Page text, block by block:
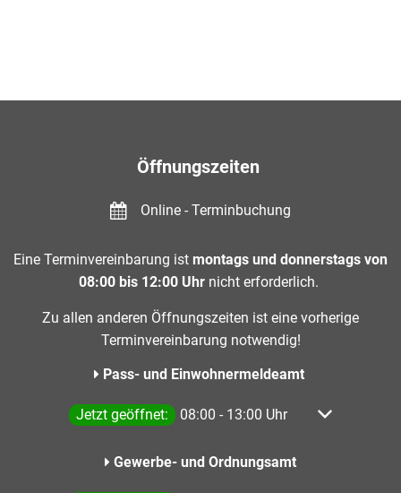
Öffnungszeiten
Online - Terminbuchung
Eine Terminvereinbarung ist montags und donnerstags von
08:00 bis 12:00 Uhr nicht erforderlich.
Zu allen anderen Öffnungszeiten ist eine vorherige
Terminvereinbarung notwendig!
Pass- und Einwohnermeldeamt
Klicken, um weitere Öffnungs- oder Schließzeiten
Jetzt geöffnet: 08:00 - 13:00 Uhr Von 08:00
Gewerbe- und Ordnungsamt